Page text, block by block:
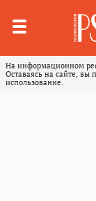
На информационном
Оставаясь на сайте, вы
использование.